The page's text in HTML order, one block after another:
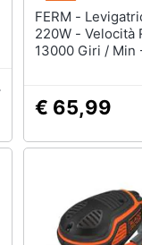
Vedi tutti
FERM - Levigatrice Orbitale
220W - Velocità
13000 Giri / Min
€ 65,99